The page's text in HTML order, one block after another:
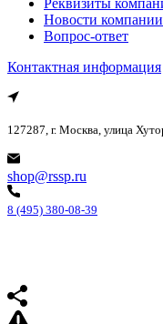
Новости компании
Вопрос-ответ
Контактная информация
127287, г. Москва, улица
shop@rssp.ru
8 (495) 380-08-39